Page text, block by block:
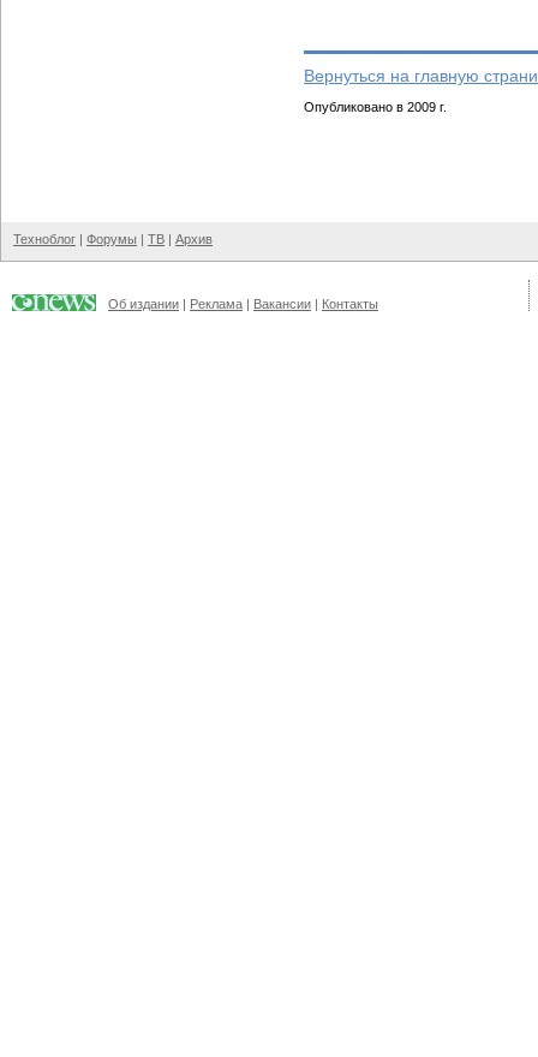
Вернуться на главную
Опубликовано в 2009 г.
Техноблог | Форумы | ТВ | Архив
Об издании | Реклама | Вакансии | Контакты